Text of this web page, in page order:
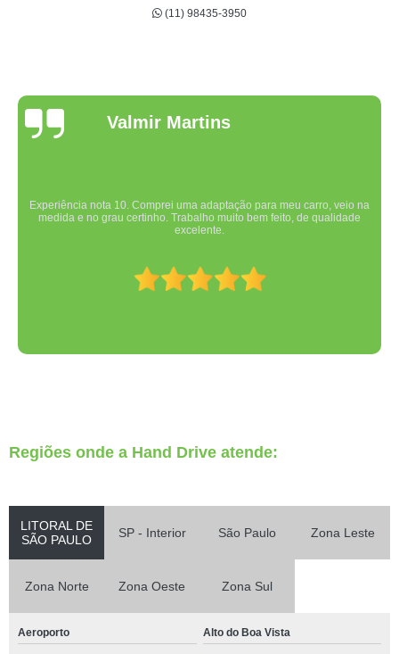
(11) 98435-3950
Valmir Martins
Experiência nota 10. Comprei uma adaptação para meu carro, veio na
medida e no grau certinho. Trabalho muito bem feito, de qualidade
excelente.
Regiões onde a Hand Drive atende:
LITORAL DE
SÃO PAULO
SP - Interior São Paulo Zona Leste
Zona Norte Zona Oeste Zona Sul
Aeroporto Alto do Boa Vista